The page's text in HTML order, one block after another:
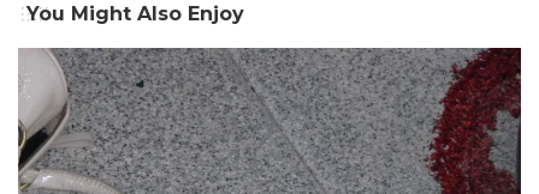
You Might Also Enjoy